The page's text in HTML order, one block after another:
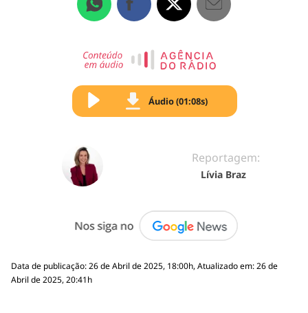
Áudio (01:08s)
Reportagem:
Lívia Braz
Data de publicação: 26 de Abril de 2025, 18:00h, Atualizado em: 26 de
Abril de 2025, 20:41h